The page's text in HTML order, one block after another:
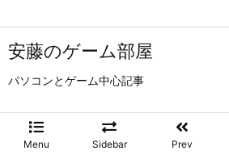
安藤のゲーム部屋
パソコンとゲーム中心記事
Menu Sidebar Prev